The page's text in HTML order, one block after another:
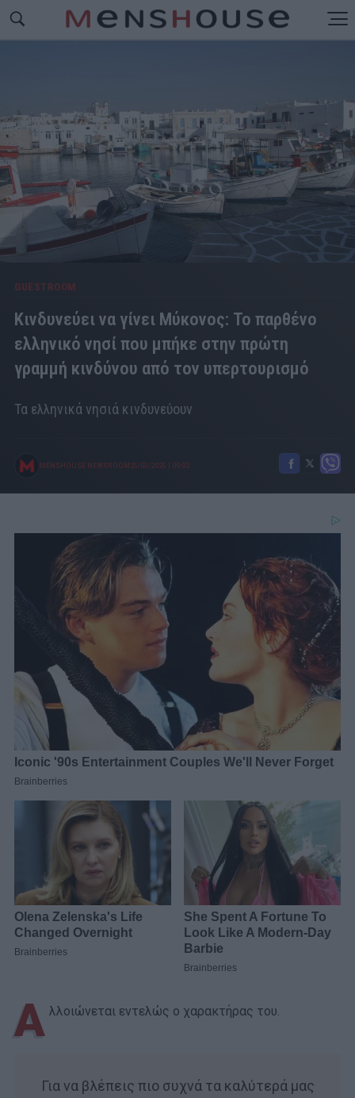
GUESTROOM
Κινδυνεύει να γίνει Μύκονος: Το παρθένο
ελληνικό νησί που μπήκε στην πρώτη
γραμμή κινδύνου από τον υπερτουρισμό
Τα ελληνικά νησιά κινδυνεύουν
MENSHOUSE NEWSROOM 25/03/2025 09:02
Α λλοιώνεται εντελώς ο χαρακτήρας του.
Για να βλέπεις πιο συχνά τα καλύτερά μας